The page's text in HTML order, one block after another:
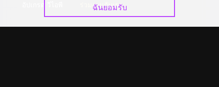
ร่วมงานกับเรา
ฉันยอมรับ